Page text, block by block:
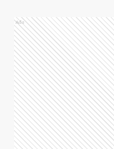
Ads